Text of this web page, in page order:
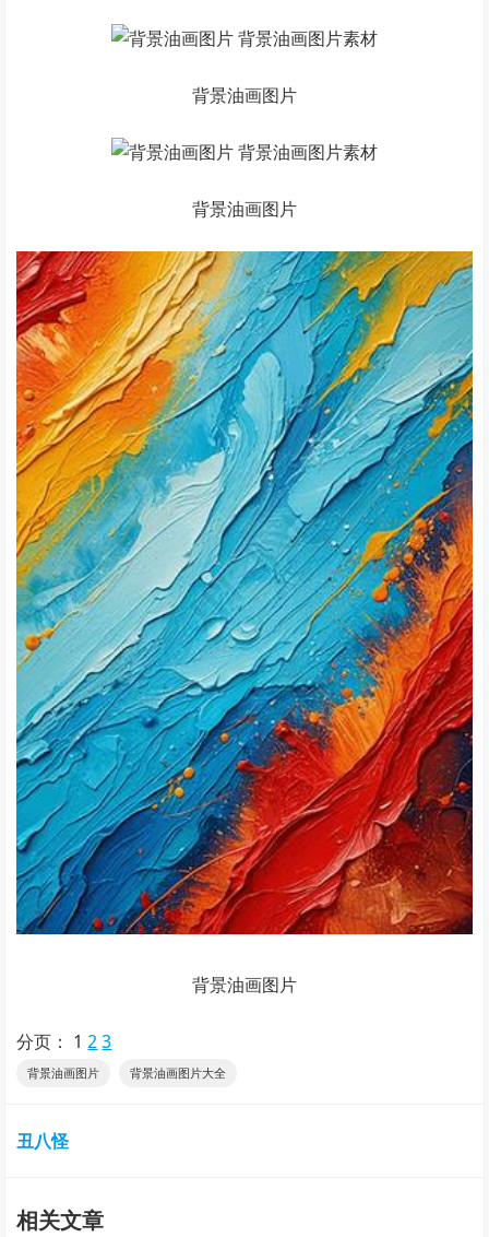
背景油画图片
背景油画图片
背景油画图片
分页： 1 2 3
背景油画图片 背景油画图片大全
丑八怪
相关文章